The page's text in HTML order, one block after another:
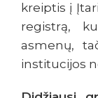
kreiptis į
registrą,
asmenų,
institucijos